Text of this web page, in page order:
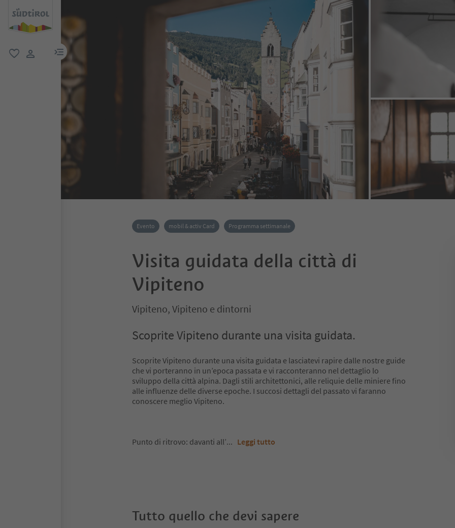
menu link
Evento mobil & activ Card Programma settimanale
Visita guidata della città di
Vipiteno
Vipiteno, Vipiteno e dintorni
Scoprite Vipiteno durante una visita guidata.
Scoprite Vipiteno durante una visita guidata e lasciatevi rapire dalle nostre guide
che vi porteranno in un’epoca passata e vi racconteranno nel dettaglio lo
sviluppo della città alpina. Dagli stili architettonici, alle reliquie delle miniere fino
alle influenze delle diverse epoche. I succosi dettagli del passato vi faranno
conoscere meglio Vipiteno.
Punto di ritrovo: davanti all’... Leggi tutto
Tutto quello che devi sapere